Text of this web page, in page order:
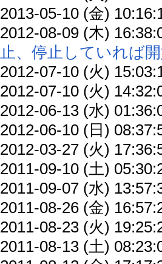
2013-05-10 (金)
2012-08-09 (木)
止、停止していれば
2012-07-10 (火)
2012-07-10 (火)
2012-06-13 (水)
2012-06-10 (日)
2012-03-27 (火)
2011-09-10 (土)
2011-09-07 (水)
2011-08-26 (金)
2011-08-23 (火)
2011-08-13 (土)